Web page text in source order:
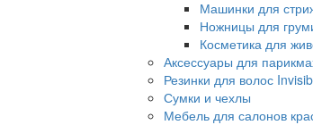
Машинки для
Ножницы для
Косметика для
Аксессуары для
Резинки для волос
Сумки и чехлы
Мебель для салонов